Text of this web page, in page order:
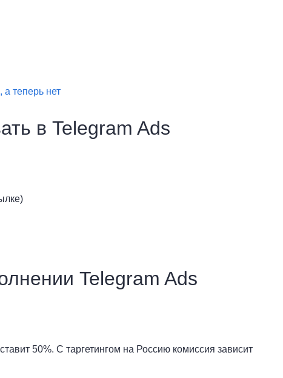
теперь нет
в Telegram Ads
Telegram Ads
50%. С таргетингом на Россию комиссия зависит